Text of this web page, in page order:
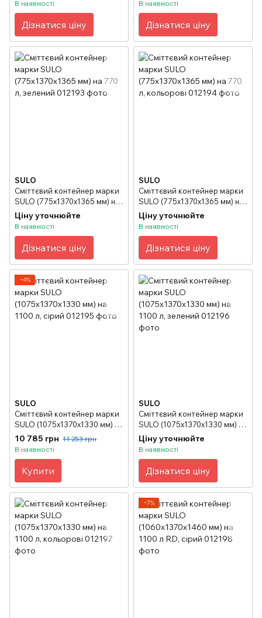
В наявності
Дізнатися ціну
В наявності
Дізнатися ціну
SULO
Сміттєвий контейнер марки
SULO (775x1370х1365 мм) на
770 л, зелений
Ціну уточнюйте
В наявності
Дізнатися ціну
SULO
Сміттєвий контейнер марки
SULO (775x1370х1365 мм) на
770 л, кольорові
Ціну уточнюйте
В наявності
Дізнатися ціну
−4%
SULO
Сміттєвий контейнер марки
SULO (1075x1370х1330 мм) на
1100 л, сірий
10 785 грн 11 253 грн
В наявності
Купити
SULO
Сміттєвий контейнер марки
SULO (1075x1370х1330 мм) на
1100 л, зелений
Ціну уточнюйте
В наявності
Дізнатися ціну
−7%